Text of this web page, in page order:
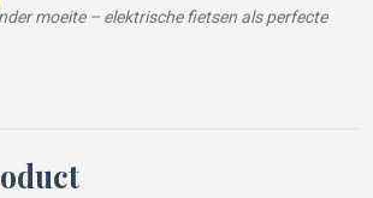
moeite – elektrische fietsen als perfecte